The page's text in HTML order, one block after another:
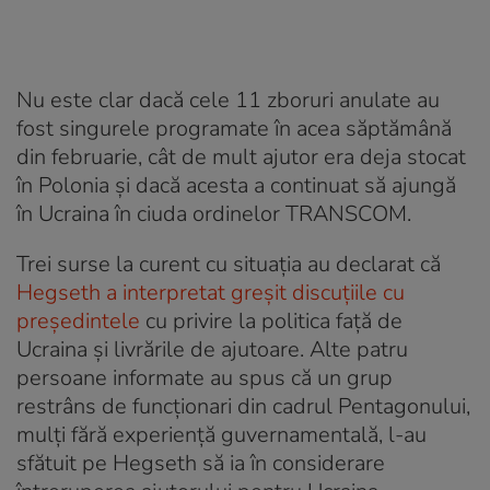
Nu este clar dacă cele 11 zboruri anulate au
fost singurele programate în acea săptămână
din februarie, cât de mult ajutor era deja stocat
în Polonia și dacă acesta a continuat să ajungă
în Ucraina în ciuda ordinelor TRANSCOM.
Trei surse la curent cu situația au declarat că
Hegseth a interpretat greșit discuțiile cu
președintele cu privire la politica față de
Ucraina și livrările de ajutoare. Alte patru
persoane informate au spus că un grup
restrâns de funcționari din cadrul Pentagonului,
mulți fără experiență guvernamentală, l-au
sfătuit pe Hegseth să ia în considerare